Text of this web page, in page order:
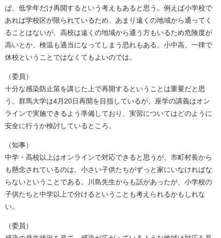
ば、低学年だけ再開するという考えもあると思う。例えば小学校で
あれば学校区が限られているため、あまり遠くの地域から通ってく
ることはないが、高校は遠くの地域から通う方もいるため危険度が
高いとか、検温も適当になってしまう恐れもある。小中高、一律で
休校ということではなくてもよいのでは。
（委員）
十分な感染防止策を講じた上で再開するということは重要だと思
う。群馬大学は4月20日再開を目指しているが、座学の講義はオン
ラインで実施できるよう準備しており、実習についてはどのように
安全に行うか検討しているところ。
（知事）
中学・高校以上はオンラインで対応できると思うが、市町村長から
も懸念されているのは、小さい子供たちがずっと家にいなければな
らないということである。川島先生からも話があったが、小学校の
子供たちと中学以上で分けるということも考えられるかもしれな
い。
（委員）